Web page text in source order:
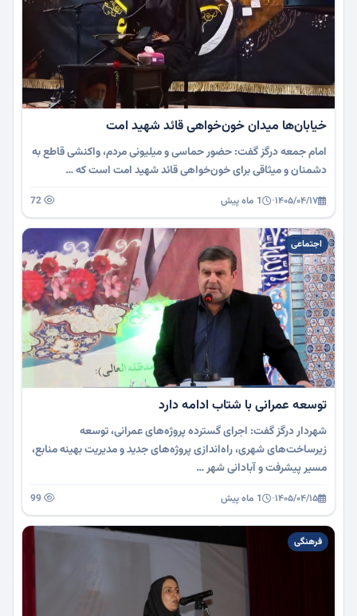
خیابان‌ها میدان خون‌خواهی قائد شهید امت
امام جمعه درگز گفت: حضور حماسی و میلیونی مردم، واکنشی قاطع به
دشمنان و میثاقی برای خون‌خواهی قائد شهید امت است که …
۱۴۰۵/۰۴/۱۷· 1 ماه پیش
اجتماعی
توسعه عمرانی با شتاب ادامه دارد
شهردار درگز گفت: اجرای گسترده پروژه‌های عمرانی، توسعه
زیرساخت‌های شهری، راه‌اندازی پروژه‌های جدید و مدیریت بهینه منابع،
مسیر پیشرفت و آبادانی شهر …
۱۴۰۵/۰۴/۱۵· 1 ماه پیش
فرهنگی